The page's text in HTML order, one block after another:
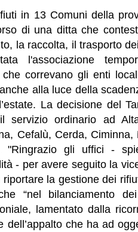
in 13 Comuni della
di una ditta che
la raccolta, il trasporto
l'associazione
correvano gli enti
alla luce della
La decisione del
servizio ordinario ad
Cefalù, Cerda, Ciminna,
gli uffici -
- per avere seguito la
la gestione dei
“nel bilanciamento
lamentato dalla
dell’appalto che ha ad